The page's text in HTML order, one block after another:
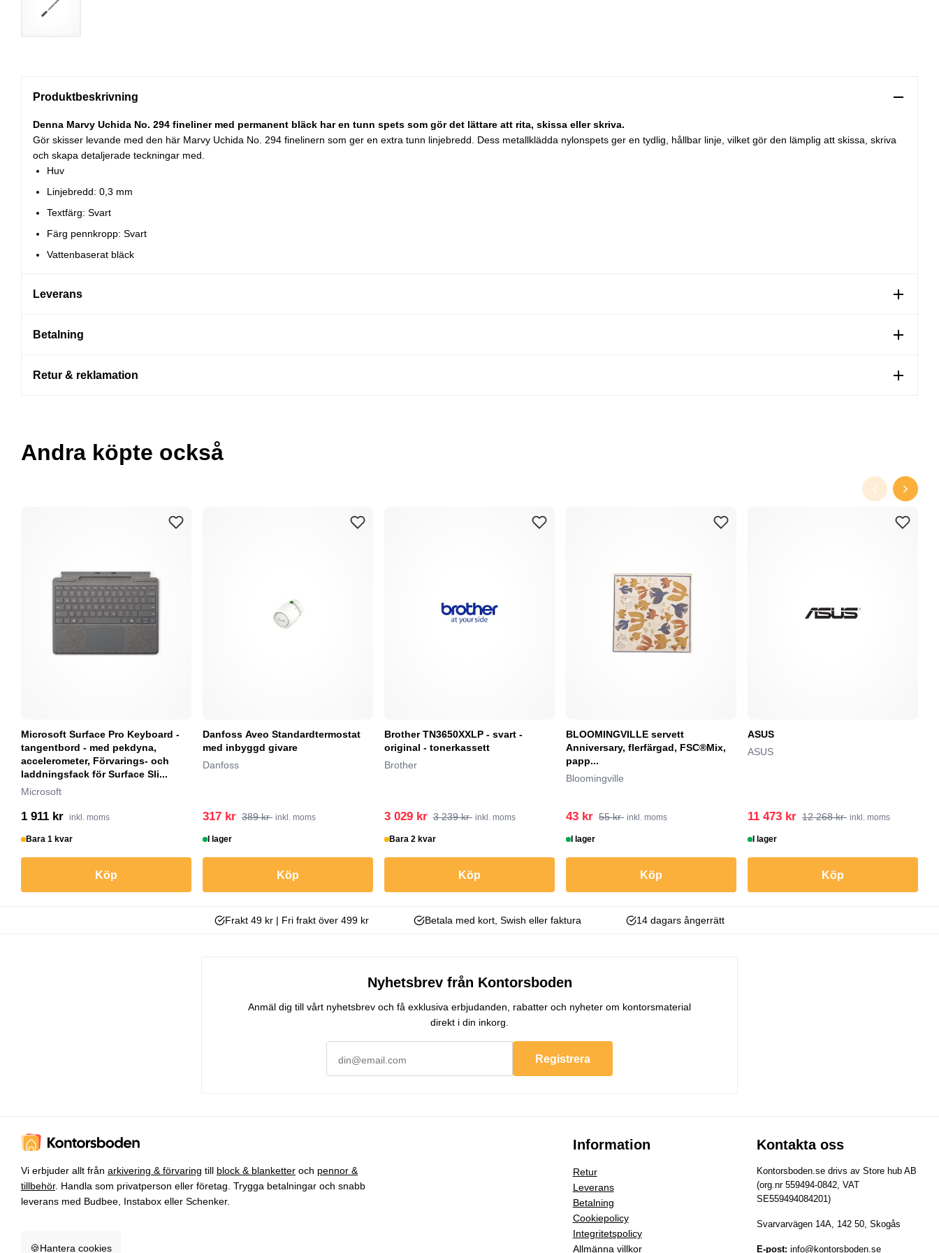
Produktbeskrivning
Denna Marvy Uchida No. 294 fineliner med permanent bläck har en tunn spets som gör det lättare att rita, skissa eller skriva.
Gör skisser levande med den här Marvy Uchida No. 294 finelinern som ger en extra tunn linjebredd. Dess metallklädda nylonspets ger en tydlig, hållbar linje, vilket gör den lämplig att skissa, skriva
och skapa detaljerade teckningar med.
Huv
Linjebredd: 0,3 mm
Textfärg: Svart
Färg pennkropp: Svart
Vattenbaserat bläck
Leverans
Betalning
Retur & reklamation
Andra köpte också
Microsoft Surface Pro Keyboard -
tangentbord - med pekdyna,
accelerometer, Förvarings- och
laddningsfack för Surface Sli...
Microsoft
1 911 kr inkl. moms
Bara 1 kvar
Köp
Danfoss Aveo Standardtermostat
med inbyggd givare
Danfoss
317 kr 389 kr inkl. moms
I lager
Köp
Brother TN3650XXLP - svart -
original - tonerkassett
Brother
3 029 kr 3 239 kr inkl. moms
Bara 2 kvar
Köp
BLOOMINGVILLE servett
Anniversary, flerfärgad, FSC®Mix,
papp...
Bloomingville
43 kr 55 kr inkl. moms
I lager
Köp
ASUS
ASUS
11 473 kr 12 268 kr inkl. moms
I lager
Köp
Frakt 49 kr | Fri frakt över 499 kr Betala med kort, Swish eller faktura 14 dagars ångerrätt
Nyhetsbrev från Kontorsboden
Anmäl dig till vårt nyhetsbrev och få exklusiva erbjudanden, rabatter och nyheter om kontorsmaterial
direkt i din inkorg.
Registrera
Vi erbjuder allt från arkivering & förvaring till block & blanketter och pennor &
tillbehör. Handla som privatperson eller företag. Trygga betalningar och snabb
leverans med Budbee, Instabox eller Schenker.
🍪Hantera cookies
Information
Retur
Leverans
Betalning
Cookiepolicy
Integritetspolicy
Allmänna villkor
Kontakta oss
Kontorsboden.se drivs av Store hub AB
(org.nr 559494-0842, VAT
SE559494084201)
Svarvarvägen 14A, 142 50, Skogås
E-post: info@kontorsboden.se